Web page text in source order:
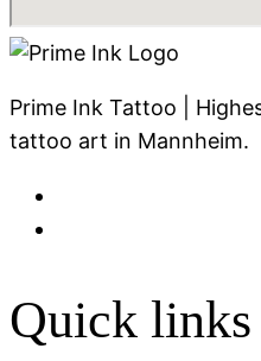
Prime Ink Tattoo |
tattoo art in Mannheim.
Quick links